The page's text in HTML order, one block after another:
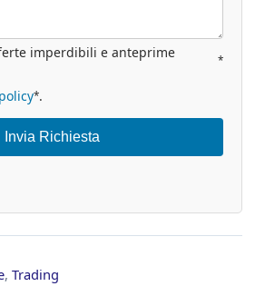
imperdibili e anteprime
*
*.
Invia Richiesta
, Trading